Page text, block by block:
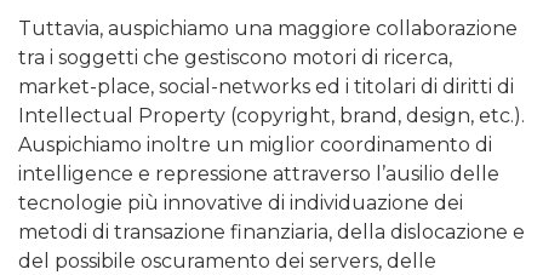
Tuttavia, auspichiamo una maggiore collaborazione
tra i soggetti che gestiscono motori di ricerca,
market-place, social-networks ed i titolari di diritti di
Intellectual Property (copyright, brand, design, etc.).
Auspichiamo inoltre un miglior coordinamento di
intelligence e repressione attraverso l’ausilio delle
tecnologie più innovative di individuazione dei
metodi di transazione finanziaria, della dislocazione e
del possibile oscuramento dei servers, delle